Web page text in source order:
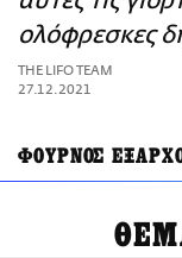
ΑΜΠΑ
PRINT
ολόφρεσκες
THE LIFO TEAM
27.12.2021
ΦΟΥΡΝΟΣ